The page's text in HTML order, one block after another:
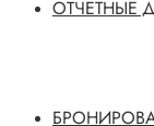
ОТЧЕТНЫЕ